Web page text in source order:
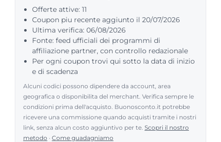
Offerte attive: 11
Coupon piu recente aggiunto il 20/07/2026
Ultima verifica: 06/08/2026
Fonte: feed ufficiali dei programmi di
affiliazione partner, con controllo redazionale
Per ogni coupon trovi qui sotto la data di inizio
e di scadenza
Alcuni codici possono dipendere da account, area
geografica o disponibilita del merchant. Verifica sempre le
condizioni prima dell'acquisto. Buonosconto.it potrebbe
ricevere una commissione quando acquisti tramite i nostri
link, senza alcun costo aggiuntivo per te. Scopri il nostro
metodo · Come guadagniamo